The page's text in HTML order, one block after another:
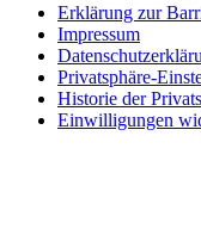
Erklärung zur
Impressum
Privatsphäre-
Historie der
Einwilligungen